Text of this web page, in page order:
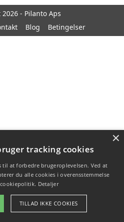
- Pilanto Aps
Blog Betingelser
×
tracking cookies
til at forbedre brugeroplevelsen. Ved at
du alle cookies i overensstemmelse
Detaljer
TILLAD IKKE COOKIES